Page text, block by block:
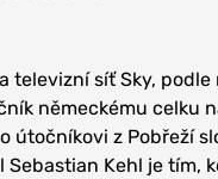
televizní síť Sky, podle
německému celku
útočníkovi z Pobřeží
Kehl je tím,